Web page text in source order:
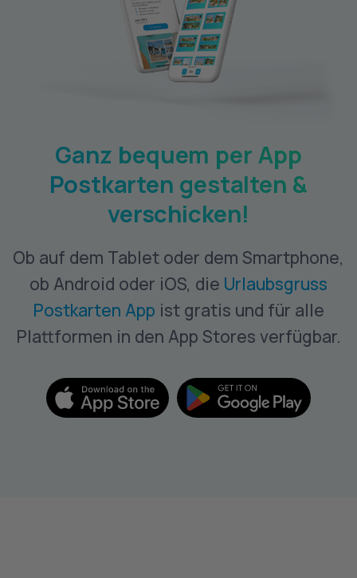
Ganz bequem per App
Postkarten gestalten &
verschicken!
Ob auf dem Tablet oder dem Smartphone,
ob Android oder iOS, die Urlaubsgruss
Postkarten App ist gratis und für alle
Plattformen in den App Stores verfügbar.